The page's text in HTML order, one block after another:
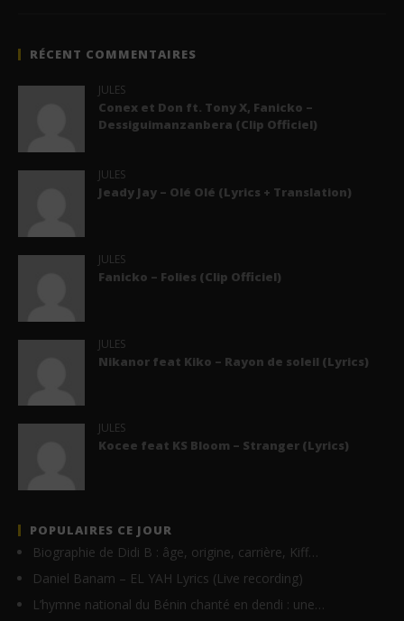
RÉCENT COMMENTAIRES
JULES
Conex et Don ft. Tony X, Fanicko –
Dessiguimanzanbera (Clip Officiel)
JULES
Jeady Jay – Olé Olé (Lyrics + Translation)
JULES
Fanicko – Folies (Clip Officiel)
JULES
Nikanor feat Kiko – Rayon de soleil (Lyrics)
JULES
Kocee feat KS Bloom – Stranger (Lyrics)
POPULAIRES CE JOUR
Biographie de Didi B : âge, origine, carrière, Kiff…
Daniel Banam – EL YAH Lyrics (Live recording)
L’hymne national du Bénin chanté en dendi : une…